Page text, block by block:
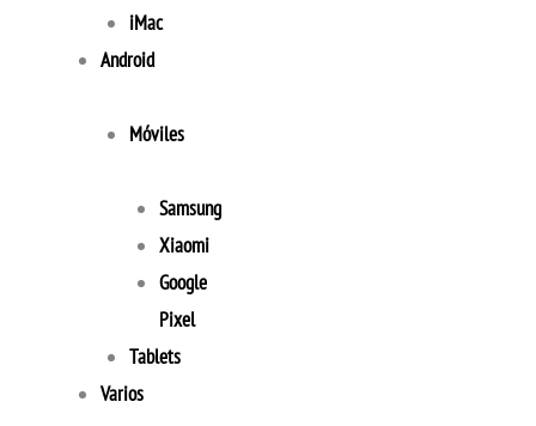
iMac
Android
Móviles
Samsung
Xiaomi
Google
Pixel
Tablets
Varios